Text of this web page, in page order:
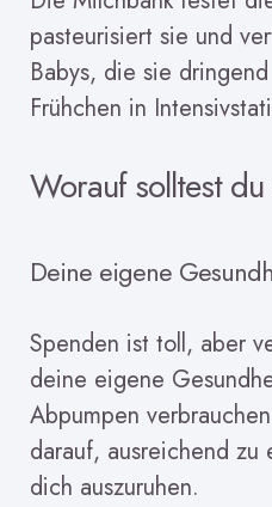
pasteurisiert sie und
Babys, die sie
Frühchen in
Worauf solltest
Deine eigene
Spenden ist toll, aber
deine eigene
Abpumpen
darauf, ausreichend zu
dich auszuruhen.